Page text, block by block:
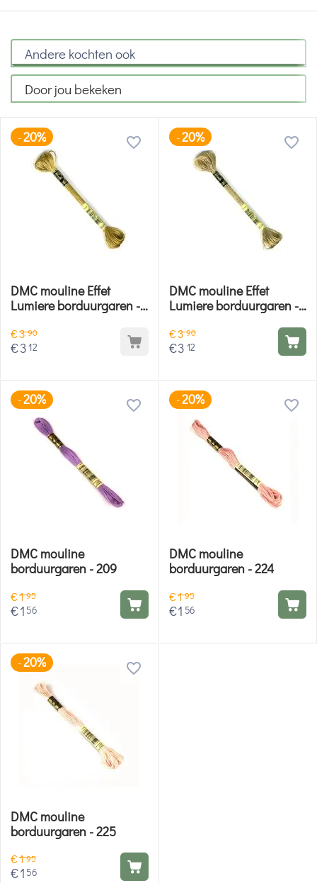
Andere kochten ook
Door jou bekeken
-20%
DMC mouline Effet
Lumiere borduurgaren -
€390
€312
-20%
DMC mouline Effet
Lumiere borduurgaren -
€390
€3 12
-20%
DMC mouline
borduurgaren - 209
€195
€1 56
-20%
DMC mouline
borduurgaren - 224
€195
€1 56
-20%
DMC mouline
borduurgaren - 225
€195
€1 56